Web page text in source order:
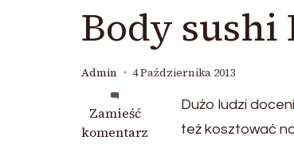
Body
Admin 4 Października 2013
Zamieść
komentarz
we
wpisie
Dużo ludzi
też kosztować